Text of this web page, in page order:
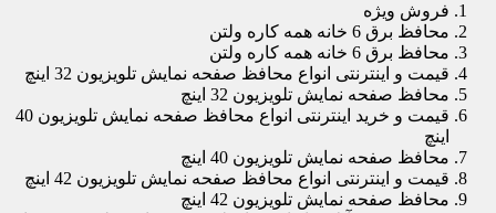
فروش ویژه
محافظ برق 6 خانه همه کاره ولتن
محافظ برق 6 خانه همه کاره ولتن
قیمت و اینترنتی انواع محافظ صفحه نمایش تلویزیون 32 اینچ
محافظ صفحه نمایش تلویزیون 32 اینچ
قیمت و خرید اینترنتی انواع محافظ صفحه نمایش تلویزیون 40
اینچ
محافظ صفحه نمایش تلویزیون 40 اینچ
قیمت و اینترنتی انواع محافظ صفحه نمایش تلویزیون 42 اینچ
محافظ صفحه نمایش تلویزیون 42 اینچ